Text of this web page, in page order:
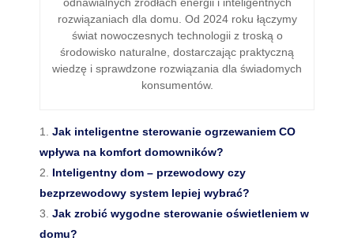
rozwiązaniach dla domu. Od 2024 roku łączymy
świat nowoczesnych technologii z troską o
środowisko naturalne, dostarczając praktyczną
wiedzę i sprawdzone rozwiązania dla świadomych
konsumentów.
Jak inteligentne sterowanie ogrzewaniem CO
wpływa na komfort domowników?
Inteligentny dom – przewodowy czy
bezprzewodowy system lepiej wybrać?
Jak zrobić wygodne sterowanie oświetleniem w
domu?